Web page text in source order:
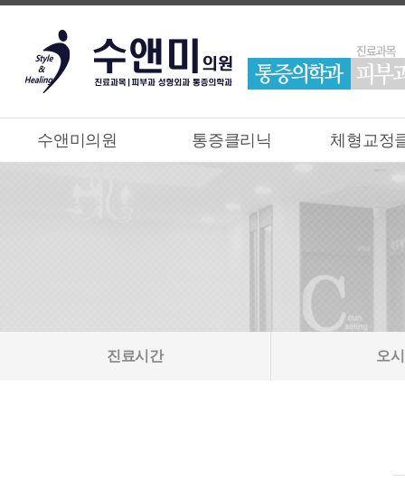
수앤미의원 통증클리닉 체형교정
진료시간 오